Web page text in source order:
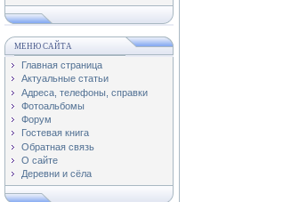
МЕНЮ САЙТА
Главная страница
Актуальные статьи
Адреса, телефоны, справки
Фотоальбомы
Форум
Гостевая книга
Обратная связь
О сайте
Деревни и сёла